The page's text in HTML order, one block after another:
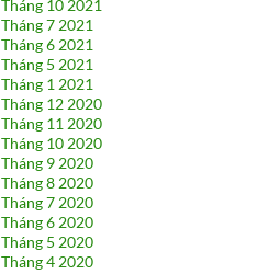
Tháng 10 2021
Tháng 7 2021
Tháng 6 2021
Tháng 5 2021
Tháng 1 2021
Tháng 12 2020
Tháng 11 2020
Tháng 10 2020
Tháng 9 2020
Tháng 8 2020
Tháng 7 2020
Tháng 6 2020
Tháng 5 2020
Tháng 4 2020